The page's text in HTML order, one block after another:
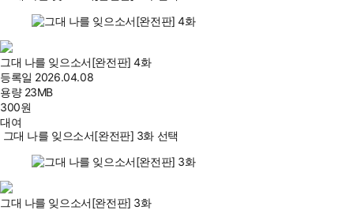
그대 나를 잊으소서[완전판] 4화
등록일 2026.04.08
용량 23MB
300원
대여
그대 나를 잊으소서[완전판] 3화 선택
그대 나를 잊으소서[완전판] 3화